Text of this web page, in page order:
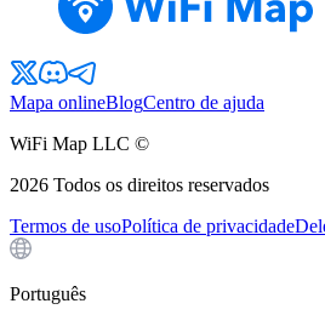
Mapa onlineBlogCentro de ajuda
WiFi Map LLC ©
2026 Todos os direitos reservados
Termos de usoPolítica de privacidade
Português